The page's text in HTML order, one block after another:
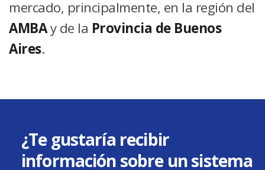
mercado, principalmente, en la región del
AMBAy de la Provincia de Buenos
Aires.
¿Te gustaría recibir
información sobre un sistema